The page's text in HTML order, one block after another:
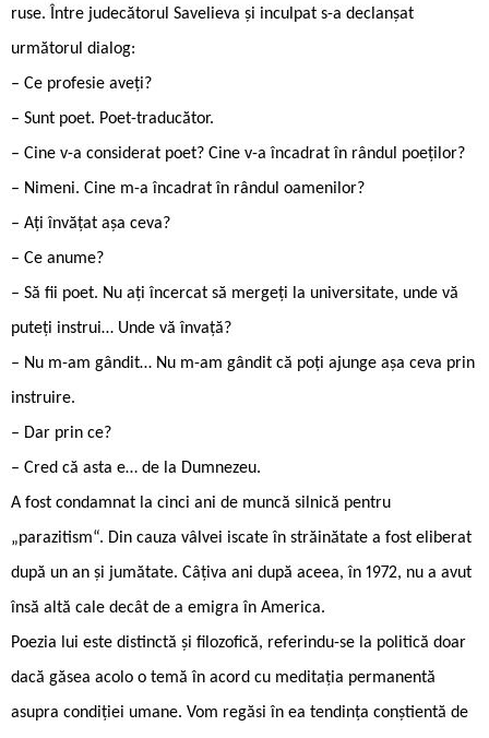
ruse. Între judecătorul Savelieva și inculpat s-a declanșat
următorul dialog:
– Ce profesie aveți?
– Sunt poet. Poet-traducător.
– Cine v-a considerat poet? Cine v-a încadrat în rândul poeților?
– Nimeni. Cine m-a încadrat în rândul oamenilor?
– Ați învățat așa ceva?
– Ce anume?
– Să fii poet. Nu ați încercat să mergeți la universitate, unde vă
puteți instrui… Unde vă învață?
– Nu m-am gândit… Nu m-am gândit că poți ajunge așa ceva prin
instruire.
– Dar prin ce?
– Cred că asta e… de la Dumnezeu.
A fost condamnat la cinci ani de muncă silnică pentru
„parazitism“. Din cauza vâlvei iscate în străinătate a fost eliberat
după un an și jumătate. Câțiva ani după aceea, în 1972, nu a avut
însă altă cale decât de a emigra în America.
Poezia lui este distinctă și filozofică, referindu-se la politică doar
dacă găsea acolo o temă în acord cu meditația permanentă
asupra condiției umane. Vom regăsi în ea tendința conștientă de